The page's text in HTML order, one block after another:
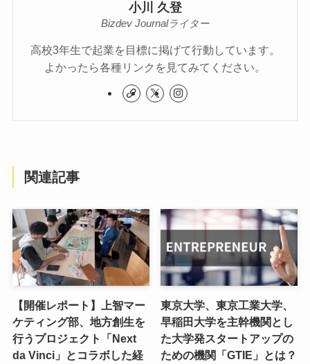
小川 久登
Bizdev Journalライター
高校3年生で起業を目標に掲げて行動しています。
よかったら各種リンクを見てみてください。
関連記事
【開催レポート】上智マー
ケティング部、地方創生を
行うプロジェクト「Next
da Vinci」とコラボした経
東京大学、東京工業大学、
早稲田大学を主幹機関とし
た大学発スタートアップの
ための機関「GTIE」とは？